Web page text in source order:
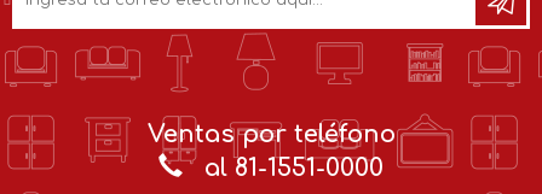
Ventas por teléfono
al 81-1551-0000